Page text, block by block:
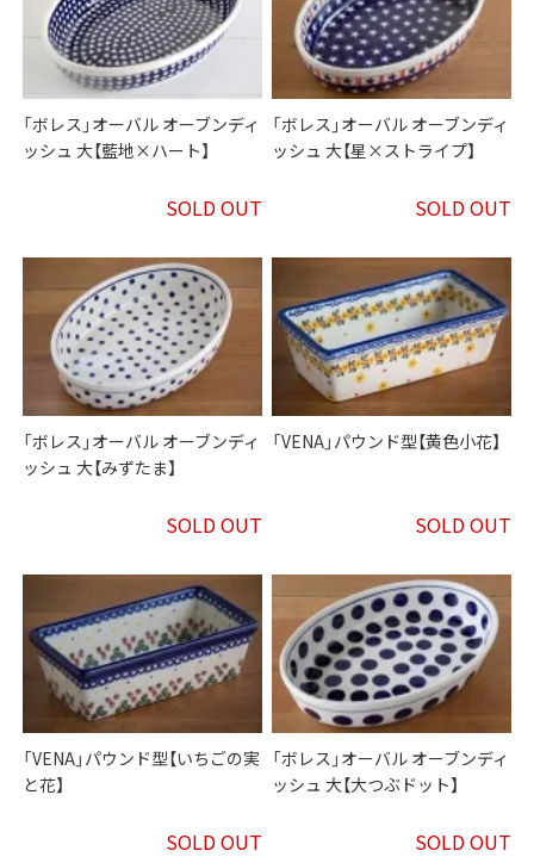
「ボレス」オーバル オーブンディ
ッシュ 大【藍地×ハート】
SOLD OUT
「ボレス」オーバル オーブンディ
ッシュ 大【星×ストライプ】
SOLD OUT
「ボレス」オーバル オーブンディ
ッシュ 大【みずたま】
SOLD OUT
「VENA」パウンド型【黄色小花】
SOLD OUT
「VENA」パウンド型【いちごの実
と花】
SOLD OUT
「ボレス」オーバル オーブンディ
ッシュ 大【大つぶドット】
SOLD OUT